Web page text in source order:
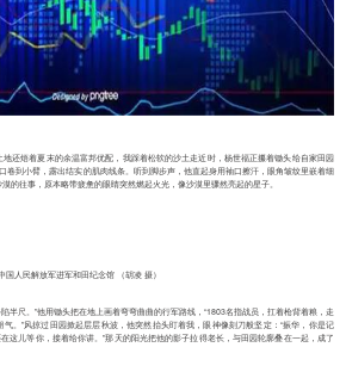
还焐着夏末的余温富邦优配，我踩着松软的沙土走近时，杨世福正攥着锄头给自家田园
卷到小臂，露出结实的肌肉线条。听到脚步声，他直起身用袖口擦汗，眼角皱纹里嵌着细
的往事，原本略带疲惫的眼睛突然燃起火光，像沙漠里骤然亮起的星子。
国人民解放军进军和田纪念馆 （胡凌 摄）
半尺。”他用锄头把在地上画着弯弯曲曲的行军路线，“1803名指战员，扛着枪背着粮，走
。”风掠过田园掀起层层秋波，他突然抬头盯着我，眼神像刻刀般坚定：“振华，你是记
这儿等你，接着给你讲。”那天的阳光把他的影子拉得老长，与田园轮廓叠在一起，成了